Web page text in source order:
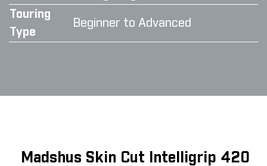
Touring
Type
Beginner to Advanced
Madshus Skin Cut Intelligrip 420